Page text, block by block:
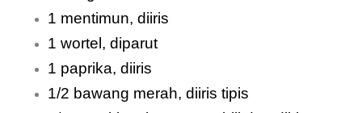
1 mentimun, diiris
1 wortel, diparut
1 paprika, diiris
1/2 bawang merah, diiris tipis